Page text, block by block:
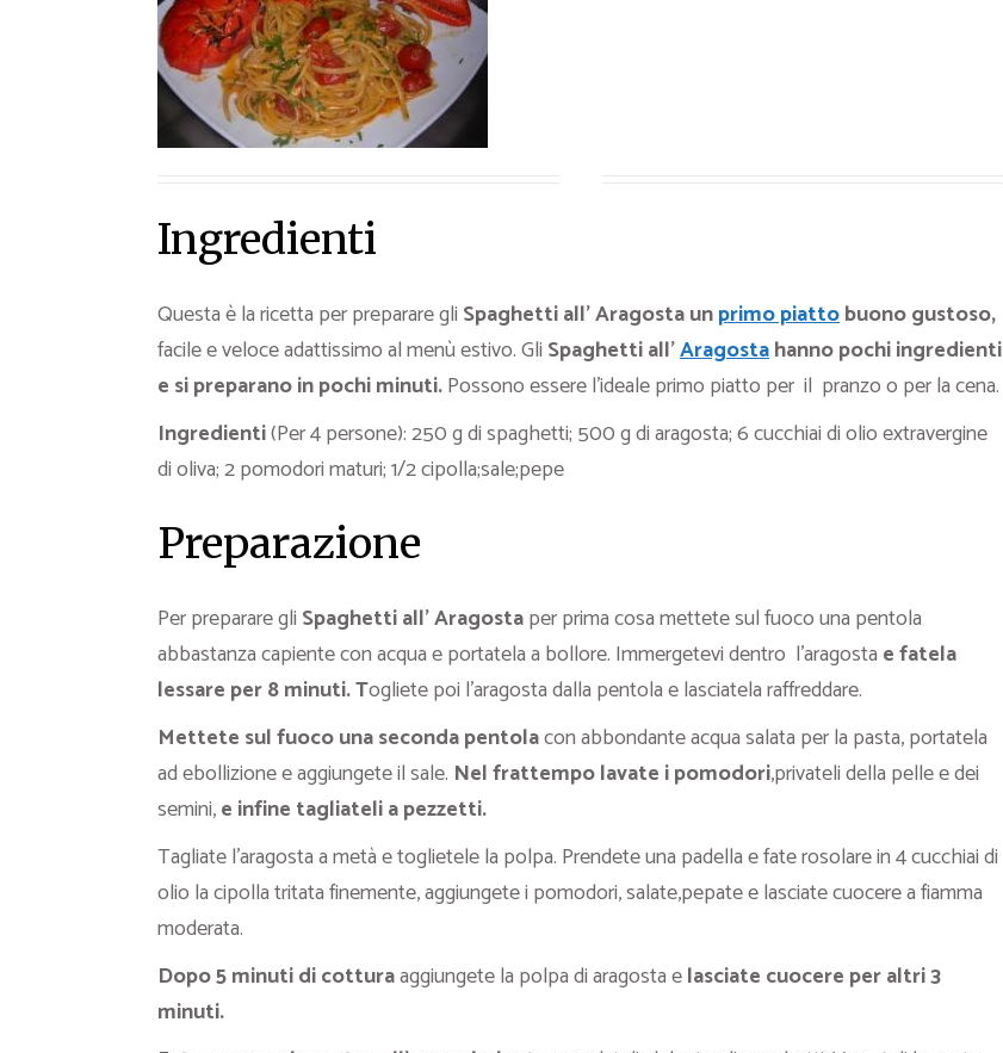
Ricette Piatti unici
Ricette Pesce
Video Ricette
Ingredienti
Questa è la ricetta per preparare gli Spaghetti all’ Aragosta unprimo piattobuono gustoso,
facile e veloce adattissimo al menù estivo. Gli Spaghetti all’Aragostahanno pochi ingredienti
e si preparano in pochi minuti.Possono essere l’ideale primo piatto per il pranzo o per la cena.
Ingredienti(Per 4 persone): 250 g di spaghetti; 500 g di aragosta; 6 cucchiai di olio extravergine
di oliva; 2 pomodori maturi; 1/2 cipolla;sale;pepe
Preparazione
Per preparare gli Spaghetti all’ Aragostaper prima cosa mettete sul fuoco una pentola
abbastanza capiente con acqua e portatela a bollore. Immergetevi dentro l’aragosta e fatela
lessare per 8 minuti. Togliete poi l’aragosta dalla pentola e lasciatela raffreddare.
Mettete sul fuoco una seconda pentolacon abbondante acqua salata per la pasta, portatela
ad ebollizione e aggiungete il sale. Nel frattempo lavate i pomodori,privateli della pelle e dei
semini,e infine tagliateli a pezzetti.
Tagliate l’aragosta a metà e toglietele la polpa. Prendete una padella e fate rosolare in 4 cucchiai di
olio la cipolla tritata finemente, aggiungete i pomodori, salate,pepate e lasciate cuocere a fiamma
moderata.
Dopo 5 minuti di cotturaaggiungete la polpa di aragosta elasciate cuocere per altri 3
minuti.